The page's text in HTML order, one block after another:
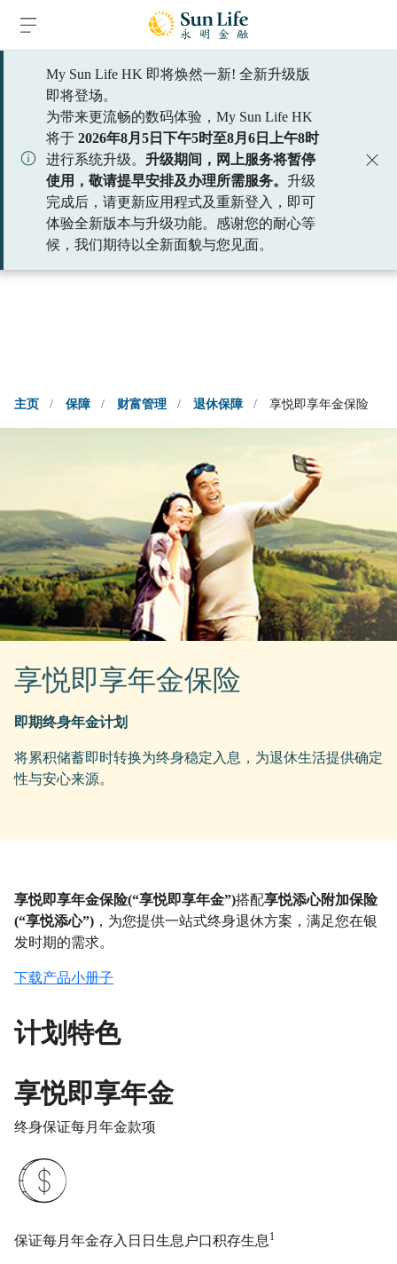
My Sun Life HK 即将焕然一新! 全新升级版
即将登场。
为带来更流畅的数码体验，My Sun Life HK
将于 2026年8月5日下午5时至8月6日上午8时
进行系统升级。 升级期间，网上服务将暂停
使用，敬请提早安排及办理所需服务。 升级
完成后，请更新应用程式及重新登入，即可
体验全新版本与升级功能。感谢您的耐心等
候，我们期待以全新面貌与您见面。
主页 / 保障 / 财富管理 / 退休保障 / 享悦即享年金保险
享悦即享年金保险
即期终身年金计划
将累积储蓄即时转换为终身稳定入息，为退休生活提供确定
性与安心来源。
Please select a title
约见理财顾问
享悦即享年金保险(“享悦即享年金”)搭配享悦添心附加保险
(“享悦添心”) ，为您提供一站式终身退休方案，满足您在银
发时期的需求。
下载产品小册子
计划特色
享悦即享年金​
终身保证每月年金款项​
保证每月年金存入日日生息户口积存生息 1